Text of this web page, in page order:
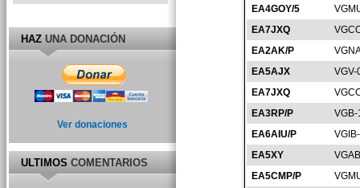
EA4GOY/5
EA7JXQ
EA2AK/P
EA5AJX
VGV-
EA7JXQ
EA3RP/P
EA6AIU/P
EA5XY
EA5CMP/P
HAZUNA DONACIÓN
Ver donaciones
ULTIMOSCOMENTARIOS